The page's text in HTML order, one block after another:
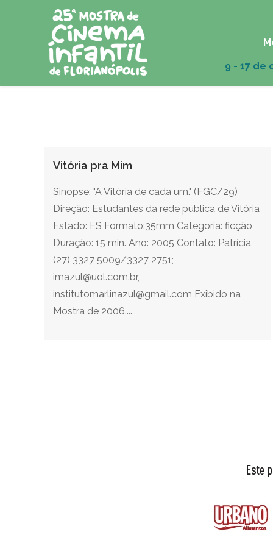
Vitória pra Mim
Sinopse: "A Vitória de cada um." (FGC/29)
Direção: Estudantes da rede pública de Vitória
Estado: ES Formato:35mm Categoria: ficção
Duração: 15 min. Ano: 2005 Contato: Patrícia
(27) 3327 5009/3327 2751;
imazul@uol.com.br,
institutomarlinazul@gmail.com Exibido na
Mostra de 2006....